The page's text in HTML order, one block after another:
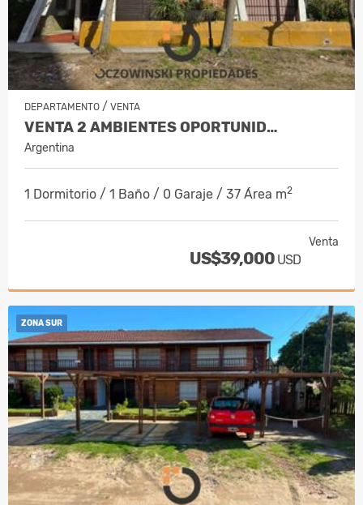
DEPARTAMENTO / VENTA
VENTA 2 AMBIENTES OPORTUNID…
Argentina
1 Dormitorio / 1 Baño / 0 Garaje / 37 Área m2
Venta
US$39,000 USD
ZONA SUR